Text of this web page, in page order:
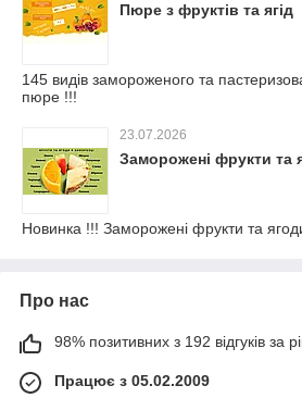
Пюре з фруктів та ягід
145 видів замороженого та
пюре !!!
23.07.2026
Заморожені фрукти та
Новинка !!! Заморожені фрукти та
Про нас
98% позитивних з 192 відгуків за
Працює з 05.02.2009